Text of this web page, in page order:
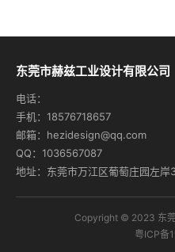
东莞市赫兹工业设计有限公司
电话：
手机：18576718657
邮箱：hezidesign@qq.com
QQ：1036567087
地址：东莞市万江区葡萄庄园左岸
Copyright © 2023 东
粤ICP备